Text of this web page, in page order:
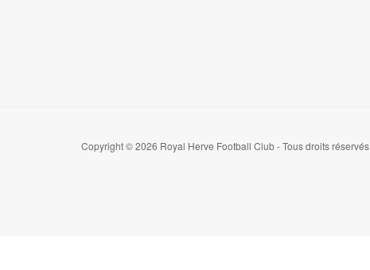
Copyright © 2026 Royal Herve Football Club - Tous droits réservés